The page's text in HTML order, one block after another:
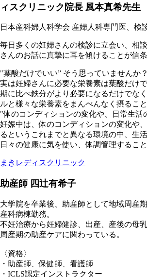
ィスクリニック院長 風本真希先生
日本産科婦人科学会 産婦人科専門医、検
毎日多くの妊婦さんの検診に立会い、相
さんのお話に真摯に耳を傾けることが信条
"葉酸だけでいい” そう思っていませんか？
実は妊婦さんに必要な栄養素は葉酸だけ
期に比べ鉄分がより必要になるだけでな
ルと様々な栄養素をまんべんなく摂ること
"体のコンディションの変化や、日常生活
妊娠中は、体のコンディションの変化や
るというこれまでと異なる環境の中、生
日々の健康に気を使い、体調管理すること
まきレディスクリニック
助産師 四辻有希子
大学院を卒業後、助産師として地域周産
産科病棟勤務。
不妊治療から妊婦健診、出産、産後の母
周産期の助産ケアに関わっている。
〈資格〉
・助産師、保健師、看護師
・ICLS認定インストラクター